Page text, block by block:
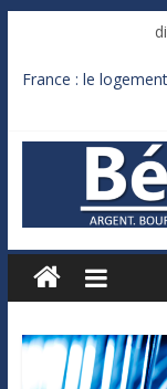
France : le
Des milliards de
Royaume-Uni :
Xavier Niel, le
Ruée des fortunes